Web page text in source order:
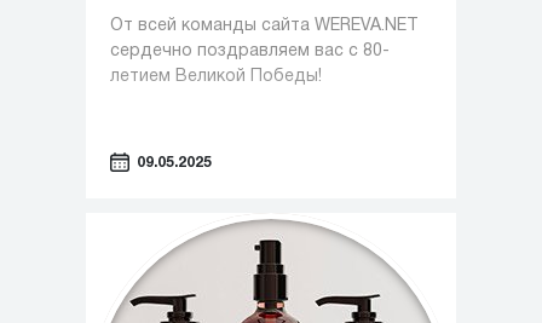
От всей команды сайта WEREVA.NET
сердечно поздравляем вас с 80-
летием Великой Победы!
09.05.2025